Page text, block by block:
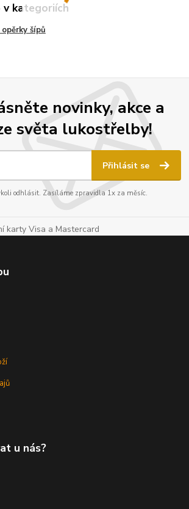
v kategoriích
šípů
novinky, akce a
světa lukostřelby!
Přihlásit se
odhlásit. Zasíláme zpravidla 1x za měsíc.
u nás?